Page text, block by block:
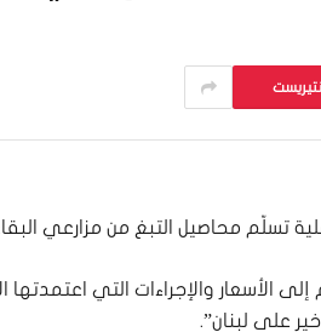
تسلّم محاصيل التبغ من مزارعي
الأسعار والإجراءات التي اعتمدتها
على لبنان”.